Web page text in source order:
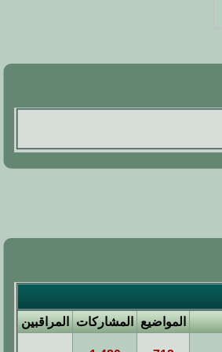
المواضيع المشاركات المراقبين